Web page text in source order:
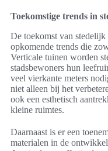
Toekomstige trends in
De toekomst van
opkomende trends die
Verticale tuinen worden
stadsbewoners hun
veel vierkante meters
niet alleen bij het
ook een esthetisch
kleine ruimtes.
Daarnaast is er een
materialen in de